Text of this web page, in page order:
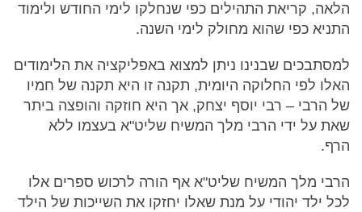
הלאה, קריאת התהילים כפי שנחלקו לימי החודש ולימוד
התניא כפי שהוא מחולק לימי השנה.
למסתבכים שבנינו ניתן למצוא באפליקציה את הלימודים
האלו לפי החלוקה היומית, תקנה זו היא תקנה של חמיו
של הרבי – רבי יוסף יצחק, אך היא חוזקה והופצה ביתר
שאת על ידי הרבי מלך המשיח שליט"א בעצמו ללא
הרף.
הרבי מלך המשיח שליט"א אף הורה לרכוש ספרים אלו
לכל ילד יהודי על מנת שאלו יחזקו את השייכות של הילד